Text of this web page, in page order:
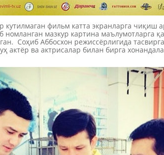
кутилмаган фильм катта экранларга чиқиш
номланган мазкур картина маълумотларга
Соҳиб Аббосхон режиссёрлигида
актёр ва актрисалар билан бирга